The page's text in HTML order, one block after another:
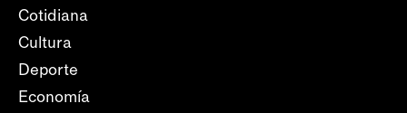
Cotidiana
Cultura
Deporte
Economía